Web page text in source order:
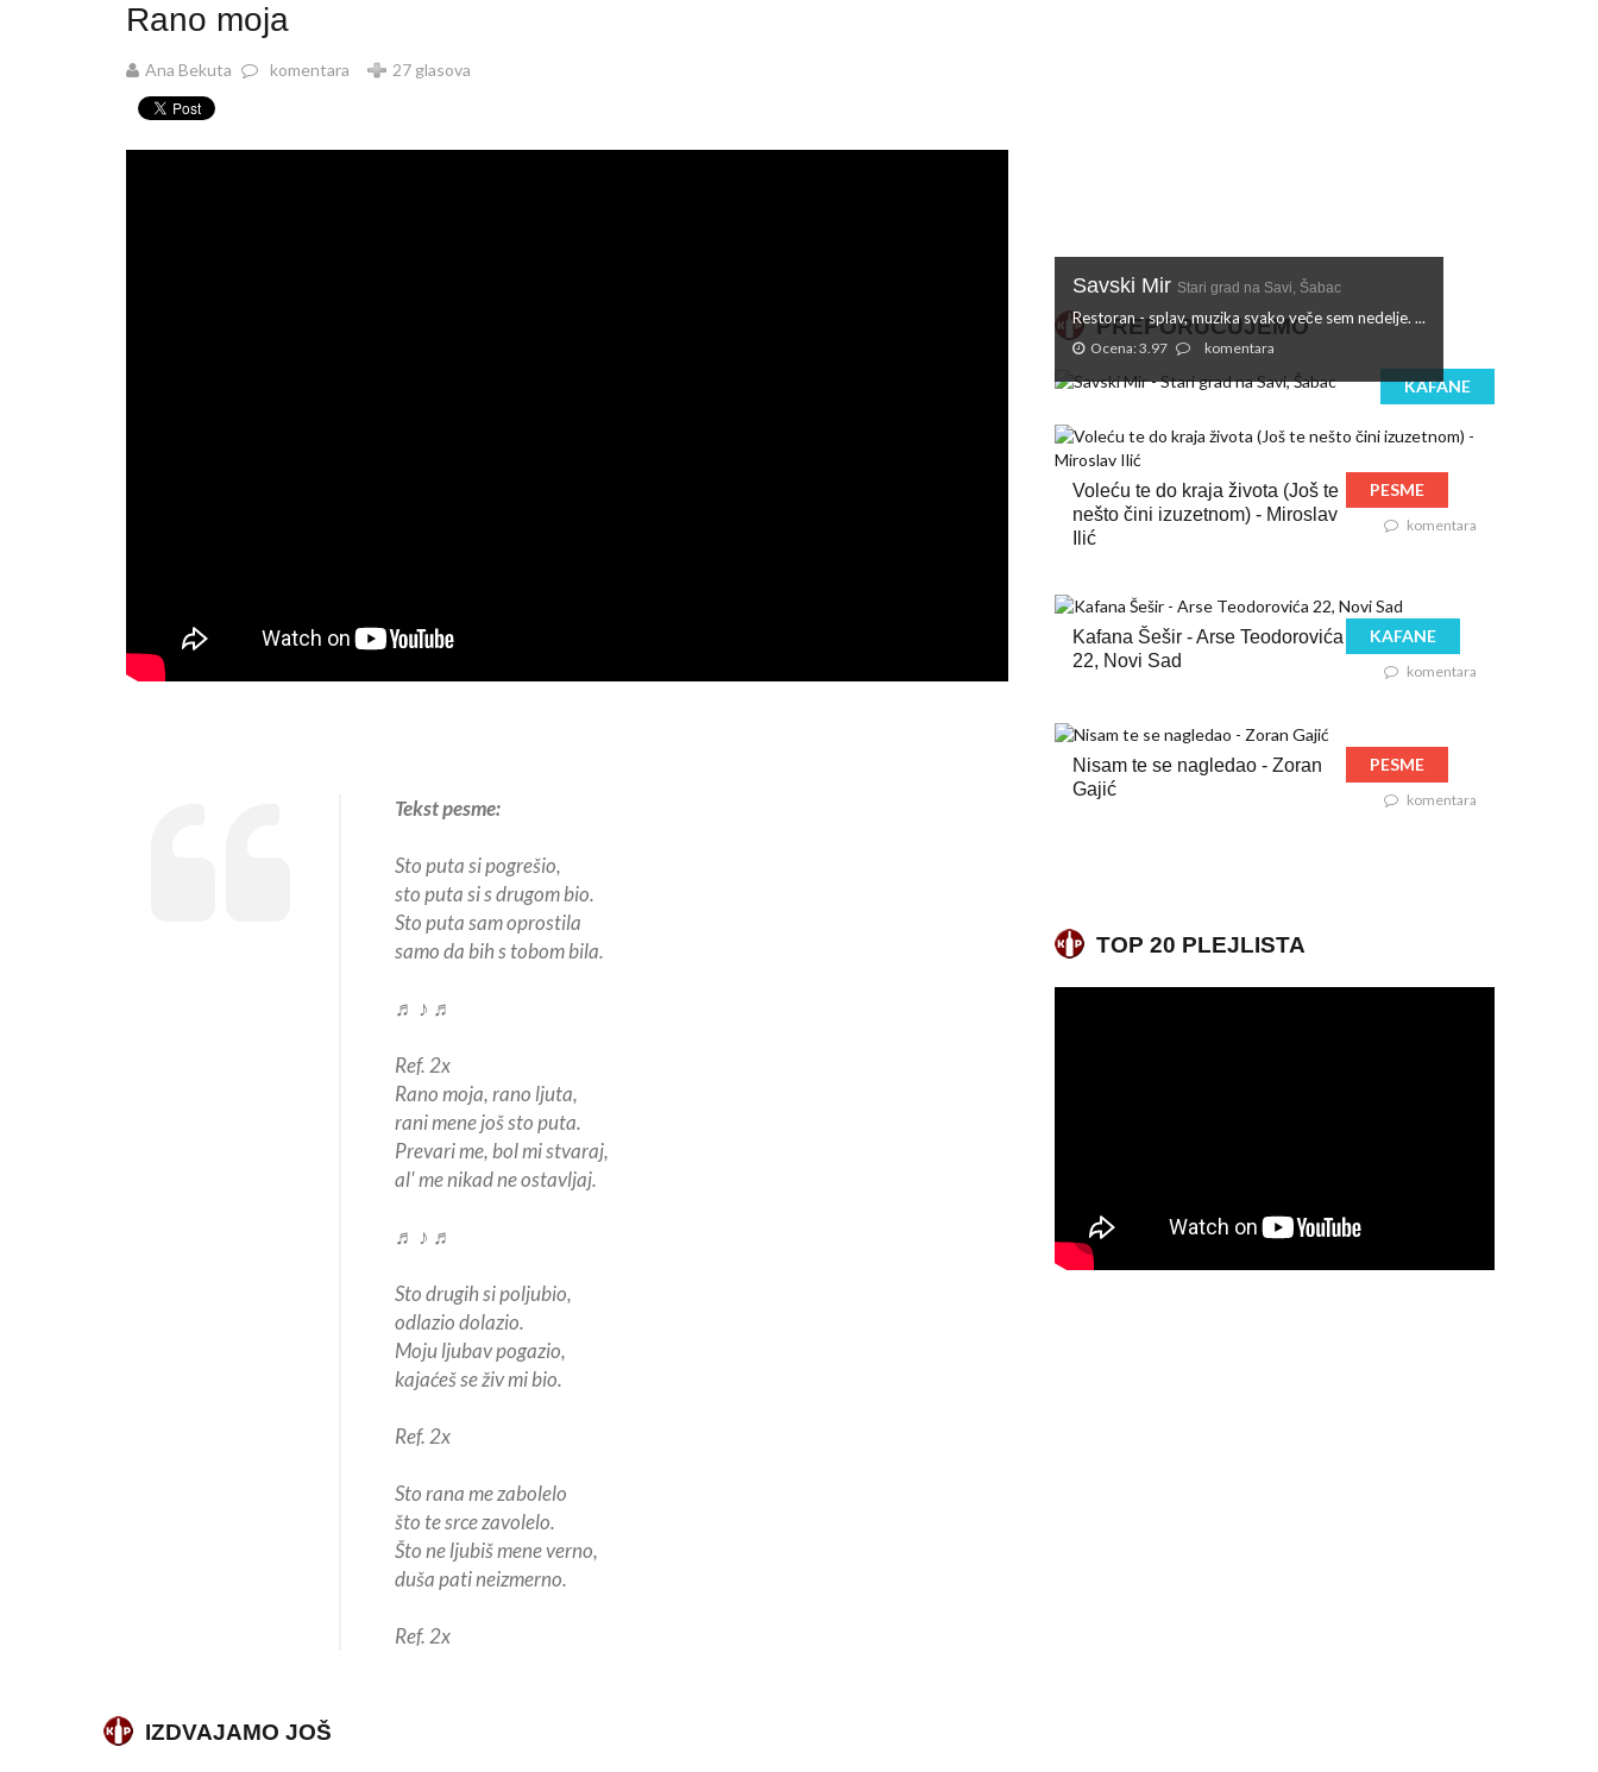
Rano moja
Ana Bekuta komentara 27 glasova
Tekst pesme:
Sto puta si pogrešio,
sto puta si s drugom bio.
Sto puta sam oprostila
samo da bih s tobom bila.
♬ ♪ ♬
Ref. 2x
Rano moja, rano ljuta,
rani mene još sto puta.
Prevari me, bol mi stvaraj,
al' me nikad ne ostavljaj.
♬ ♪ ♬
Sto drugih si poljubio,
odlazio dolazio.
Moju ljubav pogazio,
kajaćeš se živ mi bio.
Ref. 2x
Sto rana me zabolelo
što te srce zavolelo.
Što ne ljubiš mene verno,
duša pati neizmerno.
Ref. 2x
IZDVAJAMO JOŠ
PREPORUČUJEMO
KAFANE
Savski Mir Stari grad na Savi, Šabac
Restoran - splav, muzika svako veče sem nedelje. ...
Ocena: 3.97 komentara
Voleću te do kraja života (Još te
nešto čini izuzetnom) - Miroslav
Ilić
PESME
komentara
Kafana Šešir - Arse Teodorovića
22, Novi Sad
KAFANE
komentara
Nisam te se nagledao - Zoran
Gajić
PESME
komentara
TOP 20 PLEJLISTA